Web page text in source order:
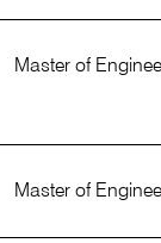
Master of
Master of